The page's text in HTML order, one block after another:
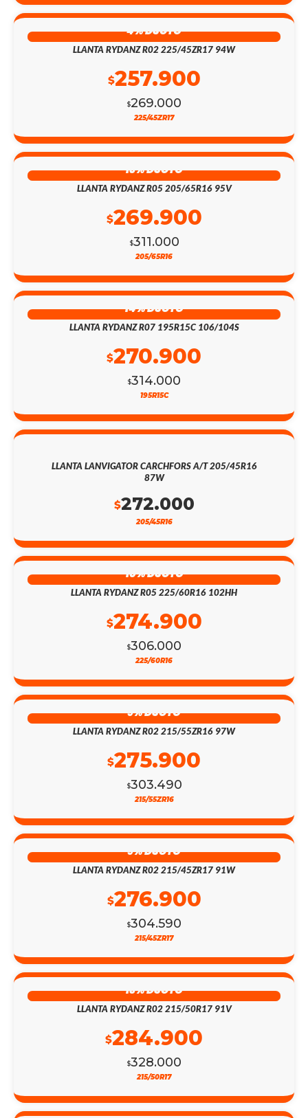
4% DSCTO
LLANTA RYDANZ R02 225/45ZR17 94W
$269.000
$257.900
225/45ZR17
13% DSCTO
LLANTA RYDANZ R05 205/65R16 95V
$311.000
$269.900
205/65R16
14% DSCTO
LLANTA RYDANZ R07 195R15C 106/104S
$314.000
$270.900
195R15C
LLANTA LANVIGATOR CARCHFORS A/T 205/45R16
87W
$272.000
205/45R16
10% DSCTO
LLANTA RYDANZ R05 225/60R16 102HH
$306.000
$274.900
225/60R16
9% DSCTO
LLANTA RYDANZ R02 215/55ZR16 97W
$303.490
$275.900
215/55ZR16
9% DSCTO
LLANTA RYDANZ R02 215/45ZR17 91W
$304.590
$276.900
215/45ZR17
13% DSCTO
LLANTA RYDANZ R02 215/50R17 91V
$328.000
$284.900
215/50R17